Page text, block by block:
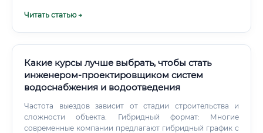
Читать статью →
Какие курсы лучше выбрать, чтобы стать
инженером-проектировщиком систем
водоснабжения и водоотведения
Частота выездов зависит от стадии строительства и
сложности объекта. Гибридный формат: Многие
современные компании предлагают гибридный график с